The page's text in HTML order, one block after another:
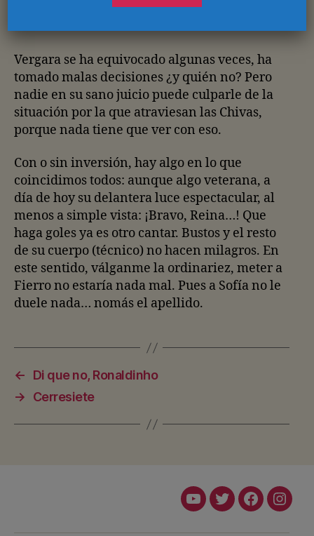
que no a Azcárraga Jean cuando llena de
Vergara se ha equivocado algunas veces, ha
tomado malas decisiones ¿y quién no? Pero
nadie en su sano juicio puede culparle de la
situación por la que atraviesan las Chivas,
porque nada tiene que ver con eso.
Con o sin inversión, hay algo en lo que
coincidimos todos: aunque algo veterana, a
día de hoy su delantera luce espectacular, al
menos a simple vista: ¡Bravo, Reina…! Que
haga goles ya es otro cantar. Bustos y el resto
de su cuerpo (técnico) no hacen milagros. En
este sentido, válganme la ordinariez, meter a
Fierro no estaría nada mal. Pues a Sofía no le
duele nada… nomás el apellido.
←
Di que no, Ronaldinho
→
Cerresiete
YoutubeTwitterFacebook